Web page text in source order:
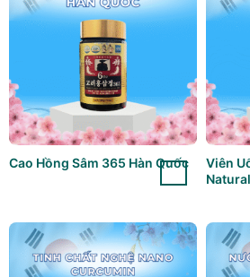
Thành phần chính của Viên Uống
Cung Xạ Hương
Cao Hồng Sâm 365 Hàn Quốc
Viên